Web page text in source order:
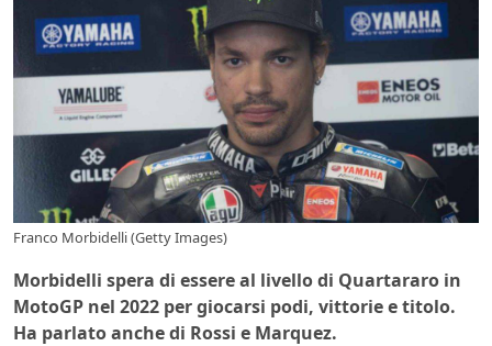
Franco Morbidelli (Getty Images)
Morbidelli spera di essere al livello di Quartararo in
MotoGP nel 2022 per giocarsi podi, vittorie e titolo.
Ha parlato anche di Rossi e Marquez.